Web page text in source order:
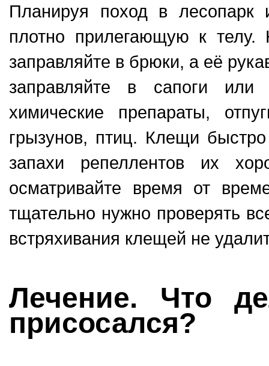
Планируя поход в лесопарк
плотно прилегающую к телу.
заправляйте в брюки, а её
заправляйте в сапоги или
химические препараты,
грызунов, птиц. Клещи
запахи репеллентов их
осматривайте время от
тщательно нужно проверять
встряхивания клещей не
Лечение. Что
присосался?